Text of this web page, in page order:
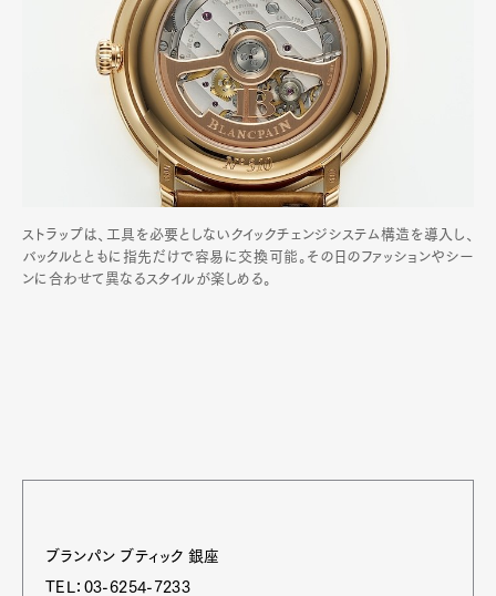
ストラップは、工具を必要としないクイックチェンジシステム構造を導入し、
バックルとともに指先だけで容易に交換可能。その日のファッションやシー
ンに合わせて異なるスタイルが楽しめる。
ブランパン ブティック 銀座
TEL：03-6254-7233